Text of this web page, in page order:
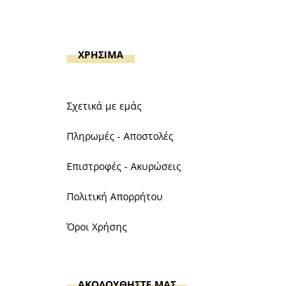
ΧΡΗΣΙΜΑ
Σχετικά με εμάς
Πληρωμές - Αποστολές
Επιστροφές - Ακυρώσεις
Πολιτική Απορρήτου
Όροι Χρήσης